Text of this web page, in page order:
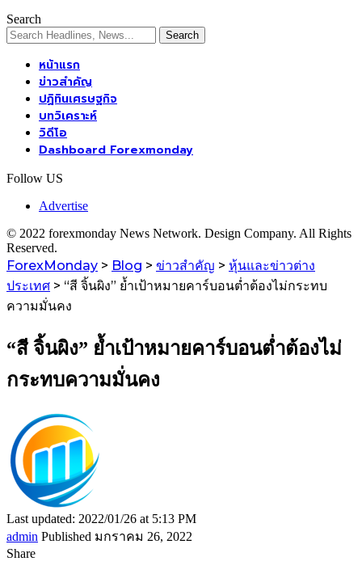
Search
หน้าแรก
ข่าวสำคัญ
ปฏิทินเศรษฐกิจ
บทวิเคราะห์
วิดีโอ
Dashboard Forexmonday
Follow US
Advertise
© 2022 forexmonday News Network. Design Company. All Rights
Reserved.
ForexMonday > Blog > ข่าวสำคัญ > หุ้นและข่าวต่าง
ประเทศ > “สี จิ้นผิง” ย้ำเป้าหมายคาร์บอนต่ำต้องไม่กระทบ
ความมั่นคง
“สี จิ้นผิง” ย้ำเป้าหมายคาร์บอนต่ำต้องไม่
กระทบความมั่นคง
Last updated: 2022/01/26 at 5:13 PM
admin Published มกราคม 26, 2022
Share